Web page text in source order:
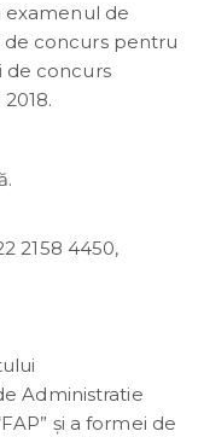
examenul de
de concurs pentru
de concurs
2158 4450,
Administratie
şi a formei de